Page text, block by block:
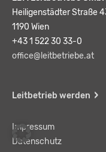
Heiligenstädter Straße
1190 Wien
+43 1 522 30 33-0
office@leitbetriebe.at
Leitbetrieb werden
Impressum
Datenschutz